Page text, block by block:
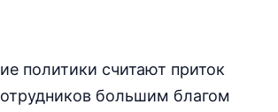
политики считают приток
большим благом